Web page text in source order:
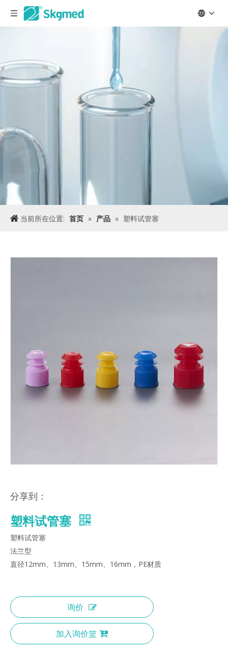
当前所在位置: 首页 » 产品 » 塑料试管塞
分享到：
塑料试管塞
塑料试管塞
法兰型
直径12mm、13mm、15mm、16mm，PE材质
询价
加入询价篮